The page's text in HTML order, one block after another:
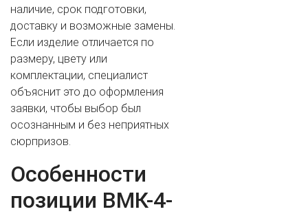
ВАШЕ ИМЯ
ВАШ ТЕЛЕФОН
наличие, срок подготовки,
доставку и возможные замены.
Если изделие отличается по
размеру, цвету или
комплектации, специалист
объяснит это до оформления
заявки, чтобы выбор был
осознанным и без неприятных
сюрпризов.
Особенности
позиции ВМК-4-